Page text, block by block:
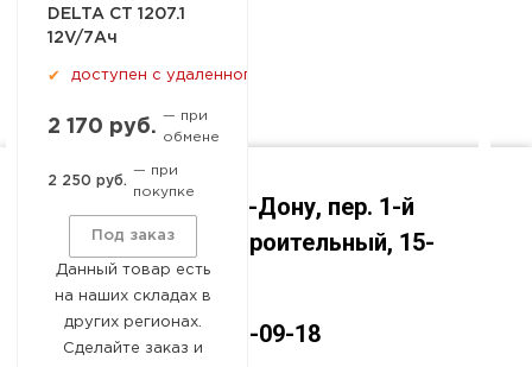
DELTA СТ 1207.1
12V/7Aч
✔ доступен с удаленного склада
2 170 руб.
— при
обмене
2 250 руб.
— при
покупке
Под заказ
Данный товар есть
на наших складах в
других регионах.
Сделайте заказ и
Ростов-на-Дону, пер. 1-й
Машиностроительный, 15-
А
8 (800) 551-09-18